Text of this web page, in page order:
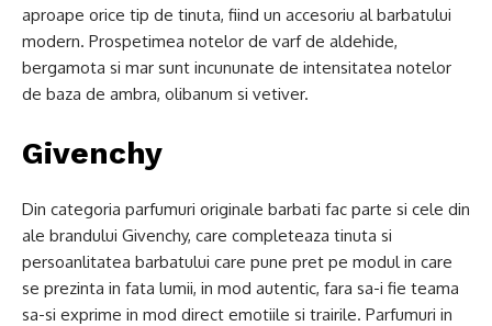
aproape orice tip de tinuta, fiind un accesoriu al barbatului
modern. Prospetimea notelor de varf de aldehide,
bergamota si mar sunt incununate de intensitatea notelor
de baza de ambra, olibanum si vetiver.
Givenchy
Din categoria parfumuri originale barbati fac parte si cele din
ale brandului Givenchy, care completeaza tinuta si
persoanlitatea barbatului care pune pret pe modul in care
se prezinta in fata lumii, in mod autentic, fara sa-i fie teama
sa-si exprime in mod direct emotiile si trairile. Parfumuri in